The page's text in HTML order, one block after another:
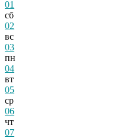
01
сб
02
вс
03
пн
04
вт
05
ср
06
чт
07